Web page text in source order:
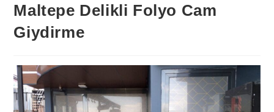
Maltepe Delikli Folyo Cam
Giydirme